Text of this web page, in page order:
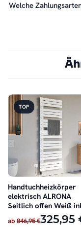
Welche
TOP
Handtuchheizkörper
elektrisch ALRONA
Seitlich offen Weiß
ab 846,95 €325,95